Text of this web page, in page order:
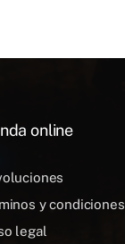
online
y condiciones
legal